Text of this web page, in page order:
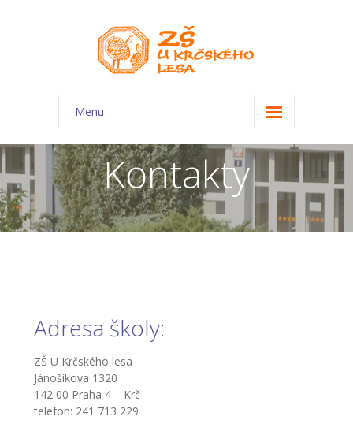
Menu
O škole
-- Charakteristika školy
-- Plán školního roku
-- Virtuální prohlídka
-- Inspekční zpráva
Pedagogický sbor
Kontakty
Adresa školy:
ZŠ U Krčského lesa
Jánošíkova 1320
142 00 Praha 4 – Krč
telefon: 241 713 229